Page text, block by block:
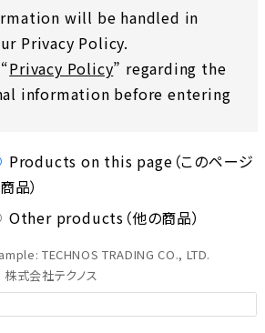
will be handled in
Privacy Policy.
Privacy Policy” regarding the
information before entering
Products on this page（このページ
品）
Other products（他の商品）
TECHNOS TRADING CO., LTD.
株式会社テクノス